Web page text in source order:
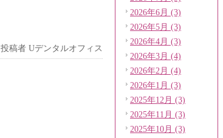
投稿者 Uデンタルオフィス
2026年6月 (3)
2026年5月 (3)
2026年4月 (3)
2026年3月 (4)
2026年2月 (4)
2026年1月 (3)
2025年12月 (3)
2025年11月 (3)
2025年10月 (3)